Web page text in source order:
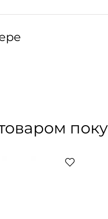
утюга для
прямого кроя с длинными
Манжеты в рубчик